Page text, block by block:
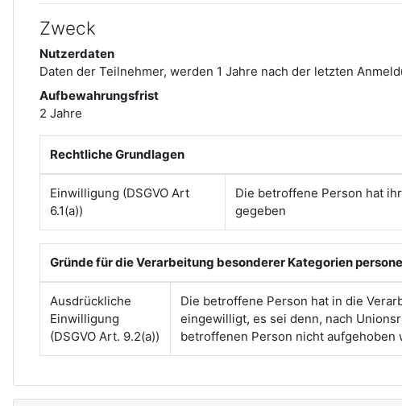
Zweck
Nutzerdaten
Daten der Teilnehmer, werden 1 Jahre nach der letzten
Aufbewahrungsfrist
2 Jahre
Rechtliche Grundlagen
Einwilligung (DSGVO Art
6.1(a))
Die betroffene Person hat
gegeben
Gründe für die Verarbeitung besonderer Kategorien
Ausdrückliche
Einwilligung
(DSGVO Art. 9.2(a))
Die betroffene Person hat in die
eingewilligt, es sei denn, nach
betroffenen Person nicht aufgehoben